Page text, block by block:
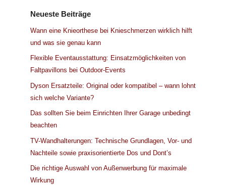
Neueste Beiträge
Wann eine Knieorthese bei Knieschmerzen wirklich hilft
und was sie genau kann
Flexible Eventausstattung: Einsatzmöglichkeiten von
Faltpavillons bei Outdoor-Events
Dyson Ersatzteile: Original oder kompatibel – wann lohnt
sich welche Variante?
Das sollten Sie beim Einrichten Ihrer Garage unbedingt
beachten
TV-Wandhalterungen: Technische Grundlagen, Vor- und
Nachteile sowie praxisorientierte Dos und Dont’s
Die richtige Auswahl von Außenwerbung für maximale
Wirkung